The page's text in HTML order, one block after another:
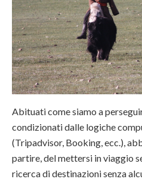
Abituati come siamo a
condizionati dalle logiche
(Tripadvisor, Booking, ecc.),
partire, del mettersi in viaggio
ricerca di destinazioni senza